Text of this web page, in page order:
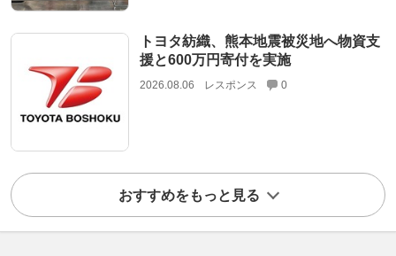
トヨタ紡織、熊本地震被災地へ物資支
援と600万円寄付を実施
2026.08.06 レスポンス 0
おすすめをもっと見る